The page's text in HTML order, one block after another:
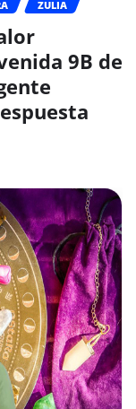
ZULIA
9B de